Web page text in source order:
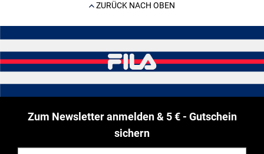
ZURÜCK NACH OBEN
Zum Newsletter anmelden & 5 € - Gutschein
sichern